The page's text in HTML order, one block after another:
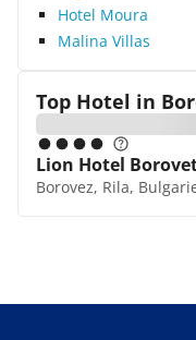
Hotel Moura
Malina Villas
Top Hotel in
Lion Hotel
Borovez, Rila,